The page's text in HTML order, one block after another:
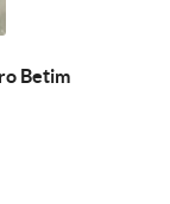
Betim